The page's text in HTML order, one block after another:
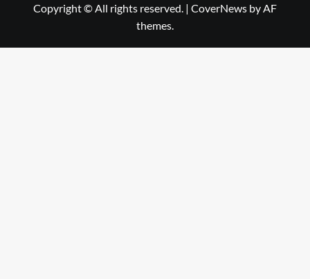
Copyright © All rights reserved. | CoverNews by AF
themes.